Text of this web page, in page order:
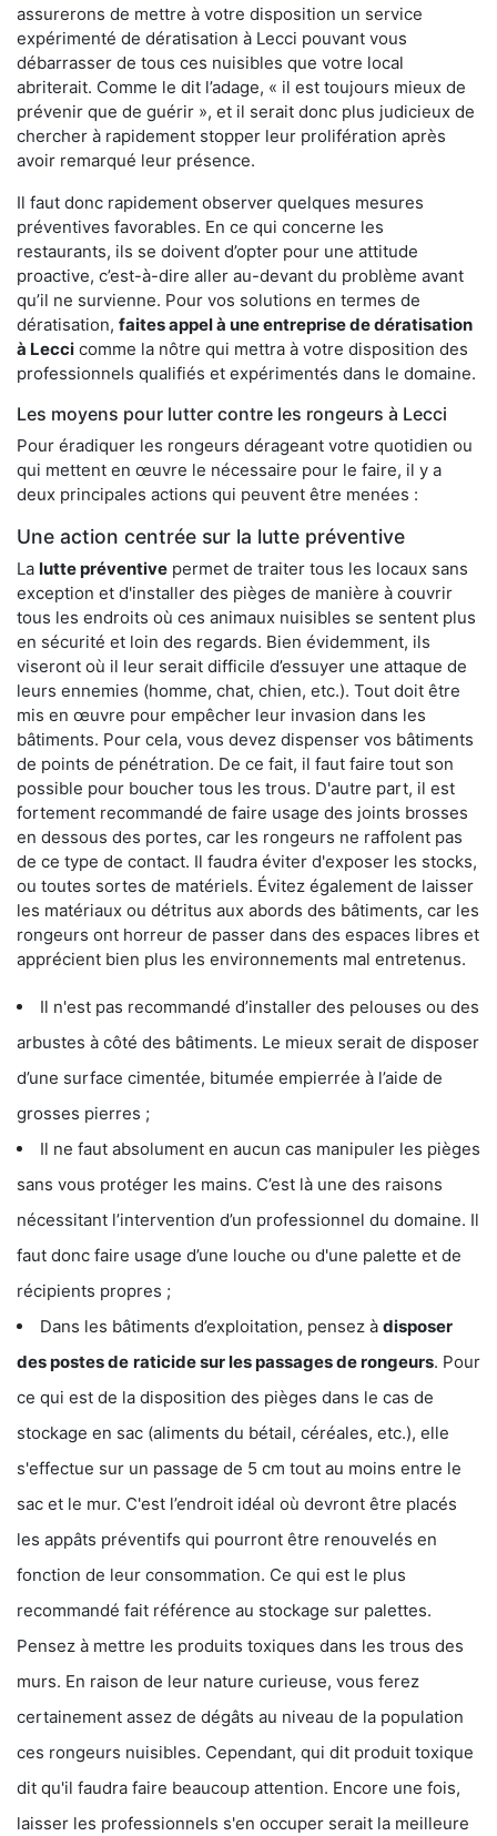
assurerons de mettre à votre disposition un service
expérimenté de dératisation à Lecci pouvant vous
débarrasser de tous ces nuisibles que votre local
abriterait. Comme le dit l’adage, « il est toujours mieux de
prévenir que de guérir », et il serait donc plus judicieux de
chercher à rapidement stopper leur prolifération après
avoir remarqué leur présence.
Il faut donc rapidement observer quelques mesures
préventives favorables. En ce qui concerne les
restaurants, ils se doivent d’opter pour une attitude
proactive, c’est-à-dire aller au-devant du problème avant
qu’il ne survienne. Pour vos solutions en termes de
dératisation, faites appel à une entreprise de dératisation
à Lecci comme la nôtre qui mettra à votre disposition des
professionnels qualifiés et expérimentés dans le domaine.
Les moyens pour lutter contre les rongeurs à Lecci
Pour éradiquer les rongeurs dérageant votre quotidien ou
qui mettent en œuvre le nécessaire pour le faire, il y a
deux principales actions qui peuvent être menées :
Une action centrée sur la lutte préventive
La lutte préventive permet de traiter tous les locaux sans
exception et d'installer des pièges de manière à couvrir
tous les endroits où ces animaux nuisibles se sentent plus
en sécurité et loin des regards. Bien évidemment, ils
viseront où il leur serait difficile d’essuyer une attaque de
leurs ennemies (homme, chat, chien, etc.). Tout doit être
mis en œuvre pour empêcher leur invasion dans les
bâtiments. Pour cela, vous devez dispenser vos bâtiments
de points de pénétration. De ce fait, il faut faire tout son
possible pour boucher tous les trous. D'autre part, il est
fortement recommandé de faire usage des joints brosses
en dessous des portes, car les rongeurs ne raffolent pas
de ce type de contact. Il faudra éviter d'exposer les stocks,
ou toutes sortes de matériels. Évitez également de laisser
les matériaux ou détritus aux abords des bâtiments, car les
rongeurs ont horreur de passer dans des espaces libres et
apprécient bien plus les environnements mal entretenus.
Il n'est pas recommandé d’installer des pelouses ou des
arbustes à côté des bâtiments. Le mieux serait de disposer
d’une surface cimentée, bitumée empierrée à l’aide de
grosses pierres ;
Il ne faut absolument en aucun cas manipuler les pièges
sans vous protéger les mains. C’est là une des raisons
nécessitant l’intervention d’un professionnel du domaine. Il
faut donc faire usage d’une louche ou d'une palette et de
récipients propres ;
Dans les bâtiments d’exploitation, pensez à disposer
des postes de raticide sur les passages de rongeurs. Pour
ce qui est de la disposition des pièges dans le cas de
stockage en sac (aliments du bétail, céréales, etc.), elle
s'effectue sur un passage de 5 cm tout au moins entre le
sac et le mur. C'est l’endroit idéal où devront être placés
les appâts préventifs qui pourront être renouvelés en
fonction de leur consommation. Ce qui est le plus
recommandé fait référence au stockage sur palettes.
Pensez à mettre les produits toxiques dans les trous des
murs. En raison de leur nature curieuse, vous ferez
certainement assez de dégâts au niveau de la population
ces rongeurs nuisibles. Cependant, qui dit produit toxique
dit qu'il faudra faire beaucoup attention. Encore une fois,
laisser les professionnels s'en occuper serait la meilleure